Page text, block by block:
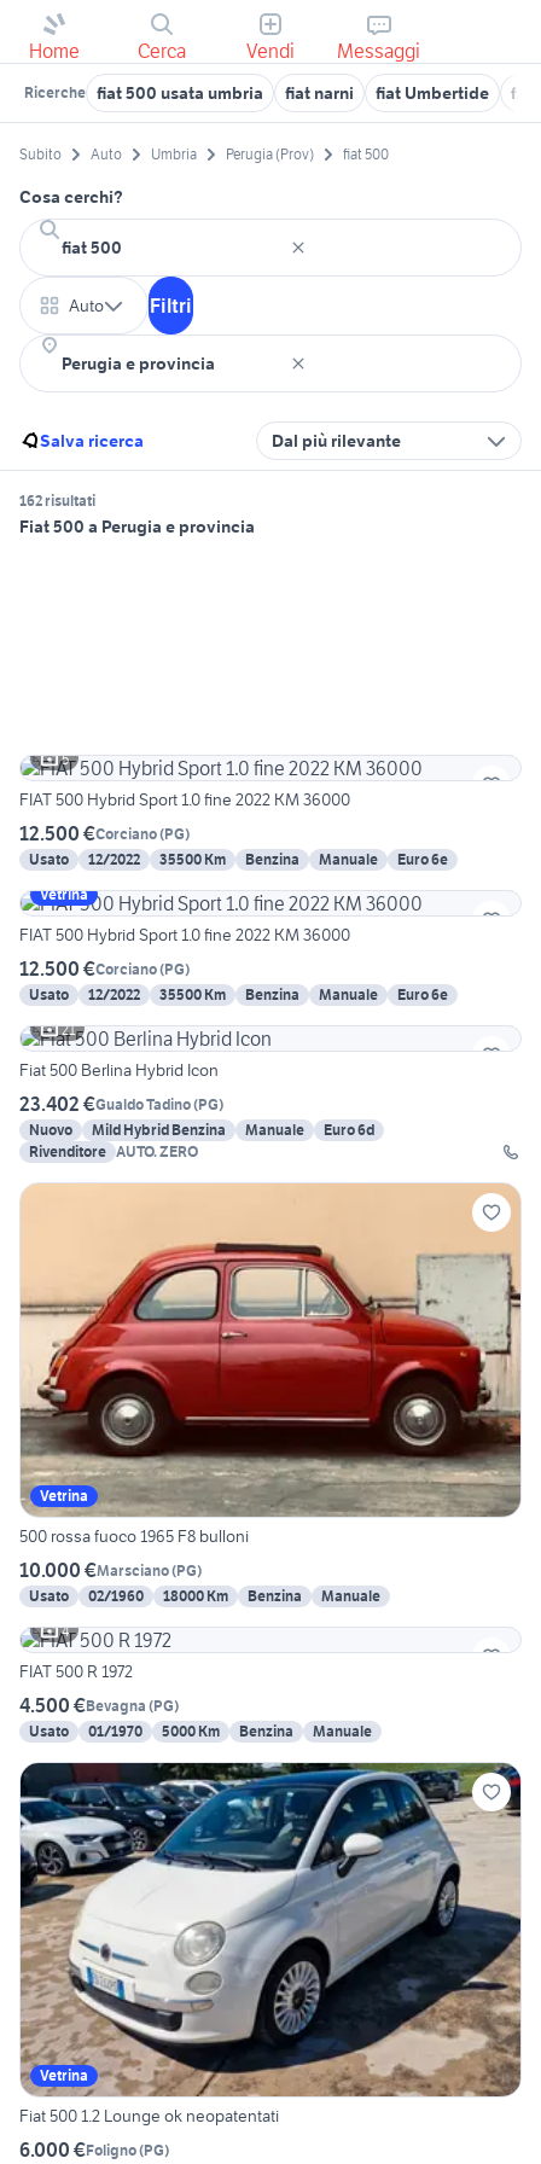
Home Cerca Vendi Messaggi
Ricerche fiat 500 usata umbria fiat narni fiat Umbertide fiat
Subito Auto Umbria Perugia (Prov) fiat 500
Cosa cerchi?
Auto Filtri
Salva ricerca Dal più rilevante
162 risultati
Fiat 500 a Perugia e provincia
5
FIAT 500 Hybrid Sport 1.0 fine 2022 KM 36000
12.500 €Corciano(PG)
Usato
12/2022 35500 Km Benzina Manuale
Euro 6e
Vetrina
FIAT 500 Hybrid Sport 1.0 fine 2022 KM 36000
12.500 €Corciano(PG)
Usato
12/2022 35500 Km Benzina Manuale
Euro 6e
21
Fiat 500 Berlina Hybrid Icon
23.402 €Gualdo Tadino(PG)
Nuovo
Mild Hybrid Benzina Manuale
Euro 6d
Rivenditore AUTO. ZERO
Vetrina
500 rossa fuoco 1965 F8 bulloni
10.000 €Marsciano(PG)
Usato
02/1960 18000 Km Benzina
Manuale
4
FIAT 500 R 1972
4.500 €Bevagna (PG)
Usato
01/1970 5000 Km Benzina Manuale
Vetrina
Fiat 500 1.2 Lounge ok neopatentati
6.000 €Foligno(PG)